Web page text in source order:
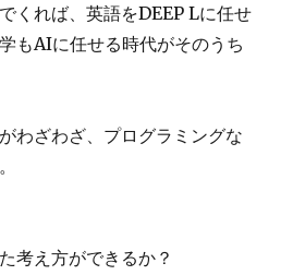
くれば、英語をDEEP Lに任せ
もAIに任せる時代がそのうち
わざわざ、プログラミングな
考え方ができるか？